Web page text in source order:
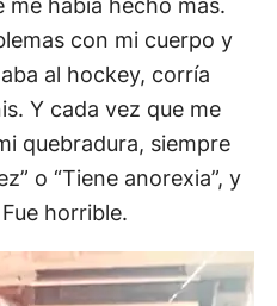
con mi cuerpo y
al hockey, corría
Y cada vez que me
quebradura, siempre
o “Tiene anorexia”, y
horrible.